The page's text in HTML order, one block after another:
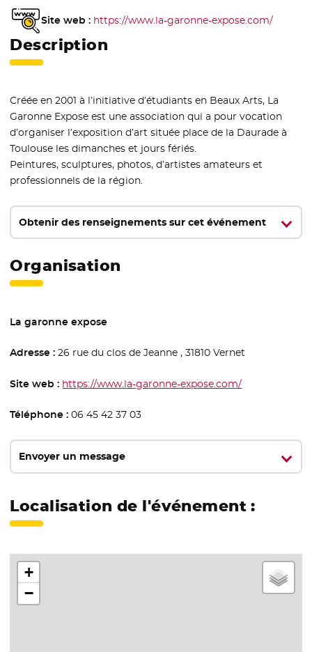
Site web : https://www.la-garonne-expose.com/
Description
Créée en 2001 à l’initiative d’étudiants en Beaux Arts, La
Garonne Expose est une association qui a pour vocation
d’organiser l’exposition d’art située place de la Daurade à
Toulouse les dimanches et jours fériés.
Peintures, sculptures, photos, d’artistes amateurs et
professionnels de la région.
Obtenir des renseignements sur cet événement
Organisation
La garonne expose
Adresse : 26 rue du clos de Jeanne , 31810 Vernet
Site web : https://www.la-garonne-expose.com/
Téléphone : 06 45 42 37 03
Envoyer un message
Localisation de l'événement :
+
−